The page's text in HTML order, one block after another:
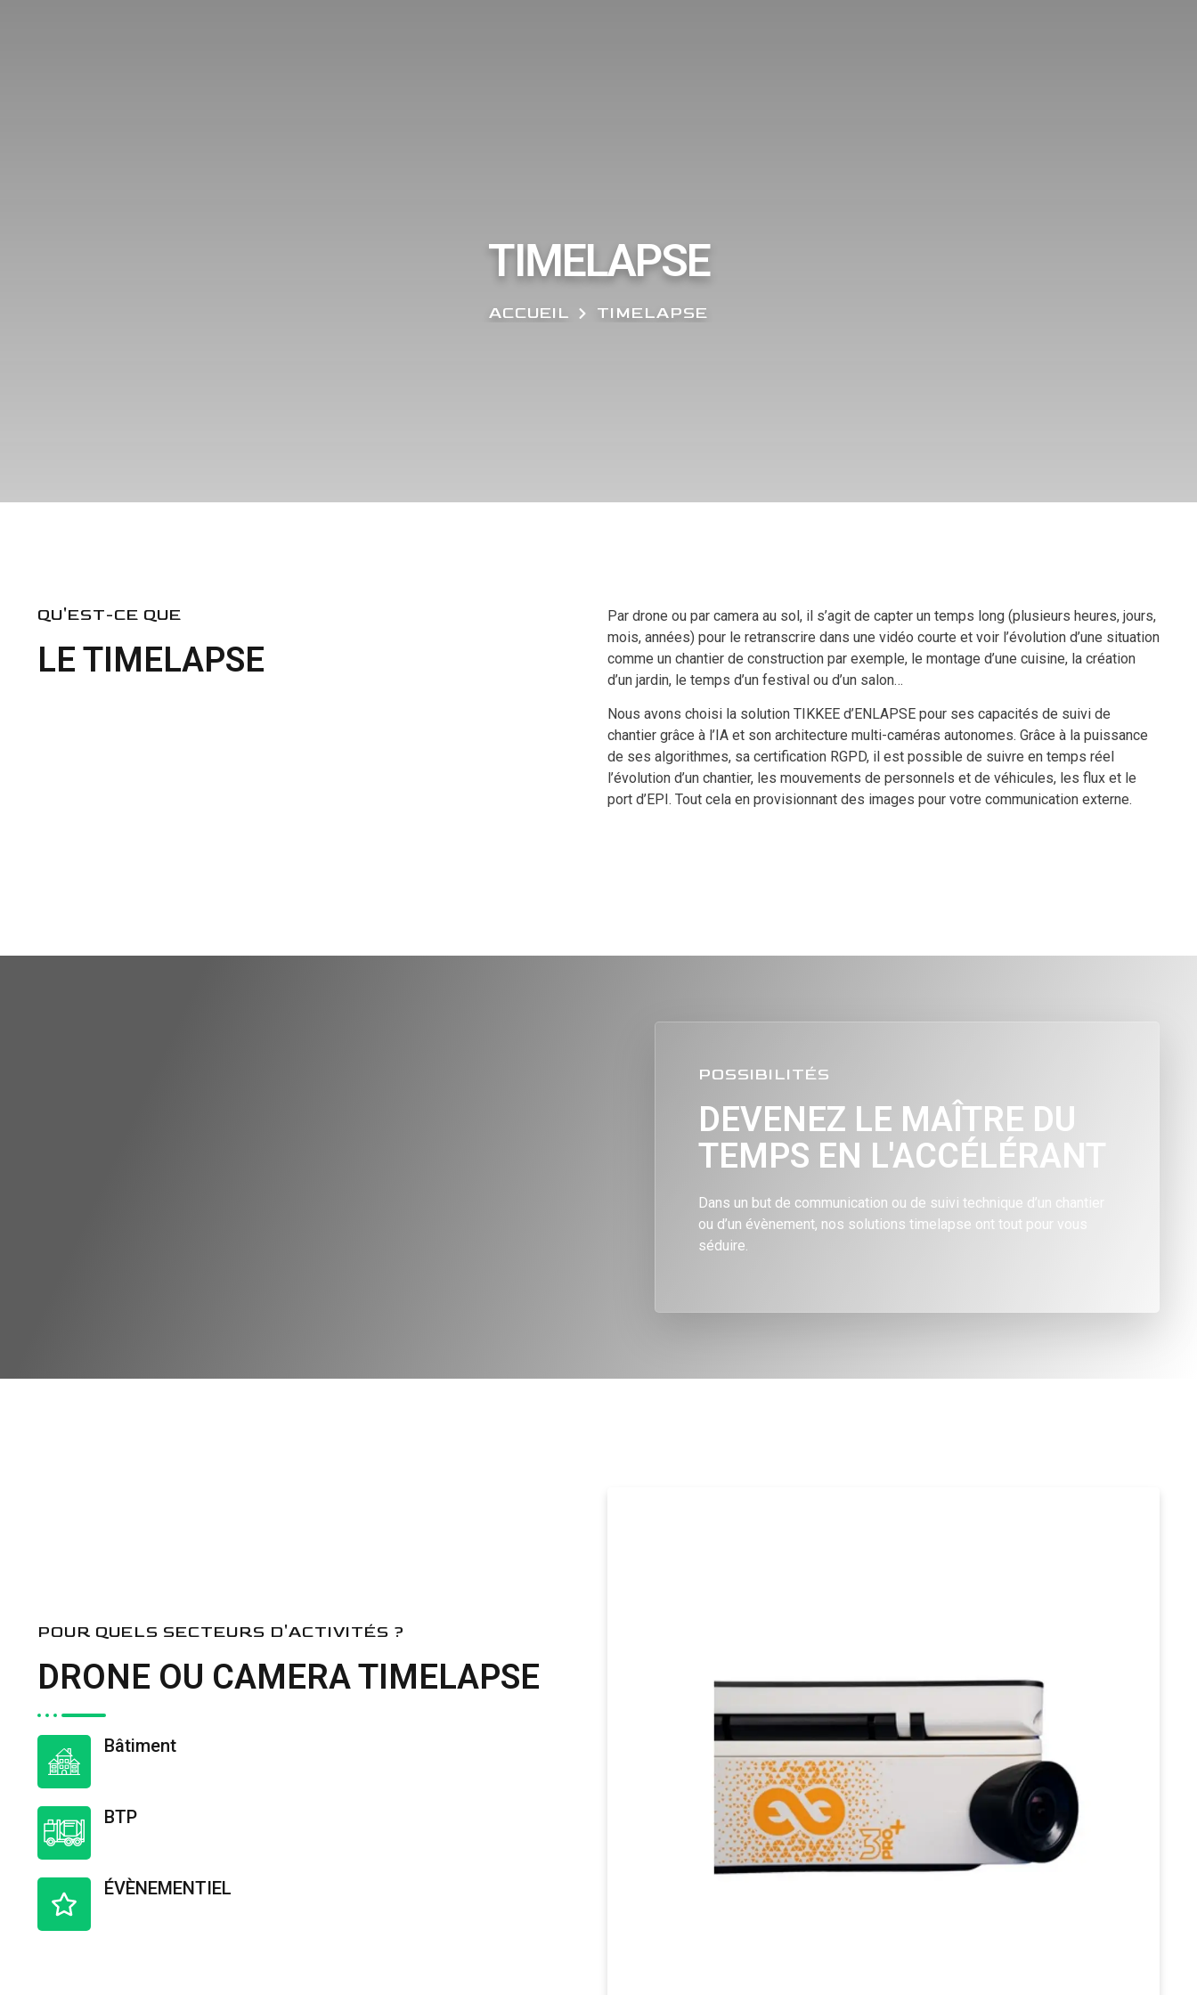
TIMELAPSE
ACCUEIL TIMELAPSE
QU'EST-CE QUE
LE TIMELAPSE
Par drone ou par camera au sol, il s’agit de capter un temps long (plusieurs heures, jours,
mois, années) pour le retranscrire dans une vidéo courte et voir l’évolution d’une situation
comme un chantier de construction par exemple, le montage d’une cuisine, la création
d’un jardin, le temps d’un festival ou d’un salon…
Nous avons choisi la solution TIKKEE d’ENLAPSE pour ses capacités de suivi de
chantier grâce à l’IA et son architecture multi-caméras autonomes. Grâce à la puissance
de ses algorithmes, sa certification RGPD, il est possible de suivre en temps réel
l’évolution d’un chantier, les mouvements de personnels et de véhicules, les flux et le
port d’EPI. Tout cela en provisionnant des images pour votre communication externe.
POSSIBILITÉS
DEVENEZ LE MAÎTRE DU
TEMPS EN L'ACCÉLÉRANT
Dans un but de communication ou de suivi technique d’un chantier
ou d’un évènement, nos solutions timelapse ont tout pour vous
séduire.
POUR QUELS SECTEURS D'ACTIVITÉS ?
DRONE OU CAMERA TIMELAPSE
Bâtiment
BTP
ÉVÈNEMENTIEL